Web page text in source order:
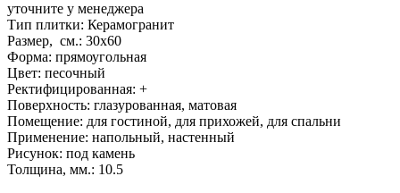
уточните у менеджера
Тип плитки: Керамогранит
Размер, см.: 30x60
Форма: прямоугольная
Цвет: песочный
Ректифицированная: +
Поверхность: глазурованная, матовая
Помещение: для гостиной, для прихожей, для спальни
Применение: напольный, настенный
Рисунок: под камень
Толщина, мм.: 10.5